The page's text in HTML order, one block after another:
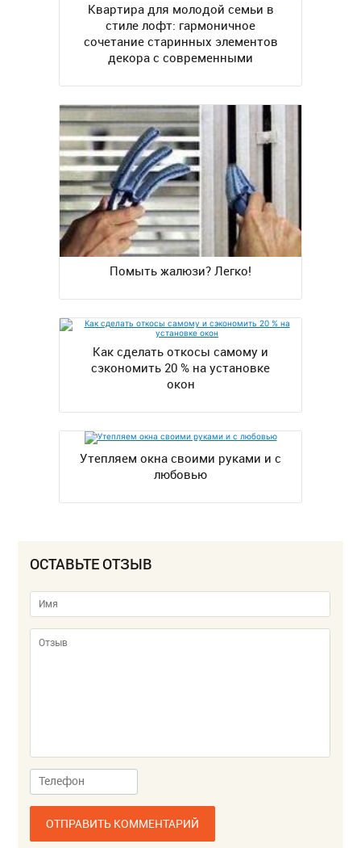
Квартира для молодой семьи в
стиле лофт: гармоничное
сочетание старинных элементов
декора с современными
Помыть жалюзи? Легко!
Как сделать откосы самому и
сэкономить 20 % на установке
окон
Утепляем окна своими руками и с
любовью
ОСТАВЬТЕ ОТЗЫВ
ОТПРАВИТЬ КОММЕНТАРИЙ